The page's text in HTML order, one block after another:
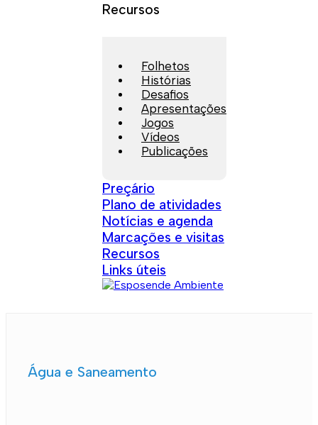
Recursos
Folhetos
Histórias
Desafios
Apresentações
Jogos
Vídeos
Publicações
Preçário
Plano de atividades
Notícias e agenda
Marcações e visitas
Recursos
Links úteis
Água e Saneamento